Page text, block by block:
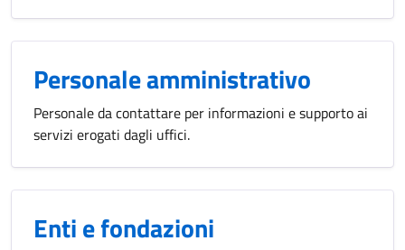
Personale amministrativo
Personale da contattare per informazioni e supporto ai
servizi erogati dagli uffici.
Enti e fondazioni